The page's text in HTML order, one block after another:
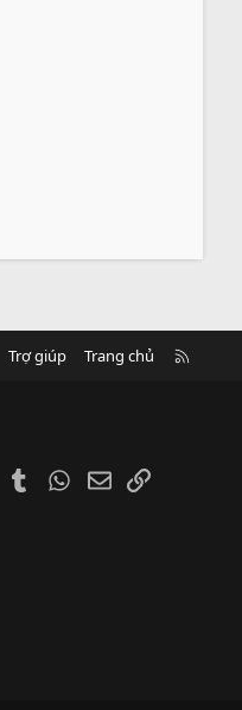
Trợ giúp Trang chủ
PinterestTumblrWhatsApp
EmailLink